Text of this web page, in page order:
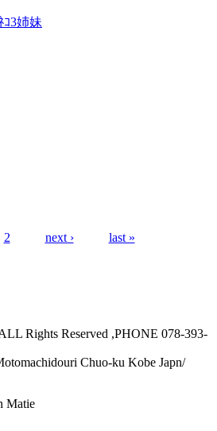
3姉妹
2 next › last »
Rights Reserved ,PHONE 078-393-
Chuo-ku Kobe Japn/
Matie